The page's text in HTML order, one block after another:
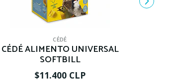
CÉDÉ
CÉDÉ ALIMENTO UNIVERSAL
SOFTBILL
$11.400 CLP